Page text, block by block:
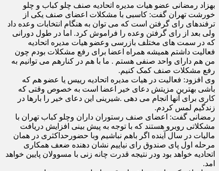
بهزاد رمضانی عضو هیات مدیره اتحادیه صنف چلو کباب و چلو
خورشت تهران گفت: کاسبی با مشکلات اعضای صنف یکی از
ترفندهای رای گرفتن است که می توان به هنگام انتخابات وعده داد
ولی بعد از رای گرفتن وعده را فراموش کرد. اما در طول دورانی
که در سمت های مختلف بازرسی وعضو هیات مدیره اتحادیه
فعالیت داشتم همیشه همراه اعضا برای رفع مشکلات بودم چون
من هم دارای واحد صنفی هستم . ما با هم در کنارهم می توانیم به
رفع مشکلات صنف کمک کنیم.
وی افزود: فعالیت در هیات مدیره اتحادیه رییس یا عضو هم که
باشی بهترین مزیتش دعای خیر اعضا است به خصوص وقتی که
کاری برای آنها انجام می دهی .شیرینی این دعای خیر را بارها در
زندگیم لمس کردم.
رمضانی گفت: اعضای صنف رستوران داران وچلو کباب تهران با
مشکلاتی روبرو هستند که با توجه به پیش بینی افزایش دریافت
مالیات در سال آینده اگر باهم نباشیم وبا حضورحداکثری در همان
مرحله اول پای صندوق رای نیاییم نشان دهنده ضعف همکاری
اتحادیه خواهد بود ودر نتیجه قدرت چانه زنی با مسوولان پایین خواهد
امد.